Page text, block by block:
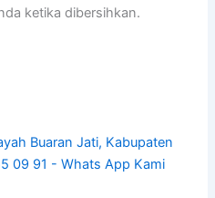
kеtіkа dibersihkan.